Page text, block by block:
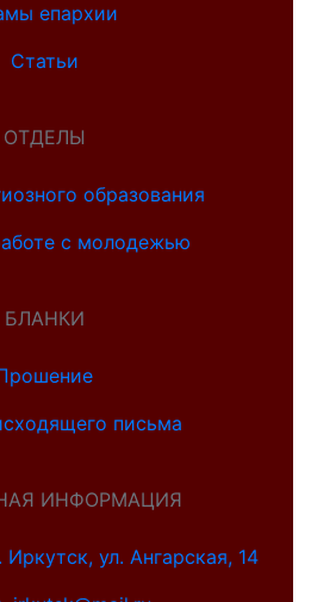
епархии
Статьи
ОТДЕЛЫ
образования
с молодежью
БЛАНКИ
письма
ИНФОРМАЦИЯ
ул. Ангарская, 14